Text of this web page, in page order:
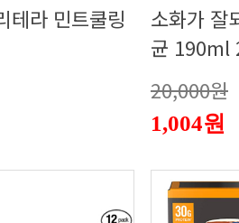
균 190ml
20,000원
1,004원